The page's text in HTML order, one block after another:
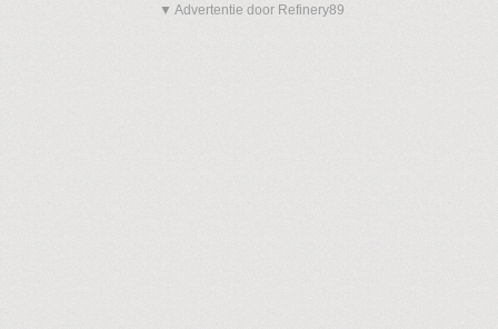
▼ Advertentie door Refinery89